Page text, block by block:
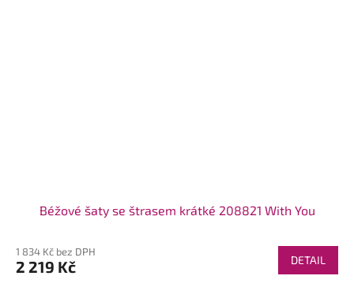
Béžové šaty se štrasem krátké 208821 With You
1 834 Kč bez DPH
2 219 Kč DETAIL